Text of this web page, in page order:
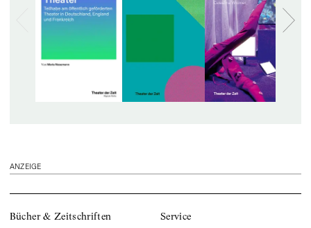
ANZEIGE
Bücher & Zeitschriften Service